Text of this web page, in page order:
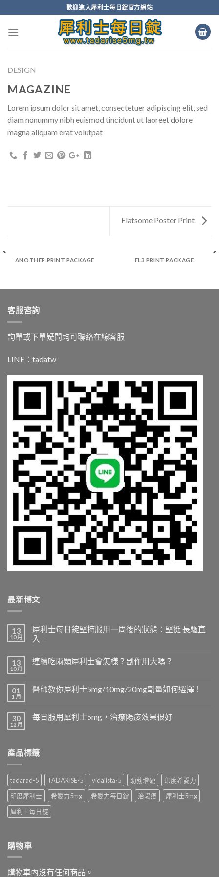
to
content
歡迎進入犀利士每日錠官方網站
DESIGN
MAGAZINE
Lorem ipsum dolor sit amet, consectetuer adipiscing elit, sed
diam nonummy nibh euismod tincidunt ut laoreet dolore
magna aliquam erat volutpat
Flatsome Poster Print
ANOTHER PRINT PACKAGE FL3 PRINT PACKAGE
客服咨詢
詢單或下單疑問均可聯絡在線客服
LINE： tadatw
最新博文
13
10 月
犀利士每日錠堅持服用一周後的狀態：堅挺 長驅直
入！
13
10 月
連續吃兩顆犀利士會怎樣？副作用大嗎？
01
1 月
醫師教你犀利士5mg/10mg/20mg劑量如何選擇！
30
12 月
每日服用犀利士5mg，治療陽痿效果很好
產品標籤
tadarad-5 TADARISE-5 vidalista-5 助勃增硬
印度希愛力
印度犀利士
希愛力5mg 希愛力每日錠 治陽痿
犀利士5mg
犀利士每日錠
購物車
購物車內沒有任何商品。